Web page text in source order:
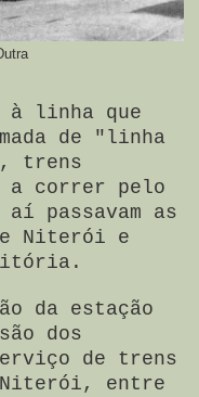
linha que
de "linha
trens
a correr pelo
aí passavam as
Niterói e
da estação
dos
de trens
Niterói, entre